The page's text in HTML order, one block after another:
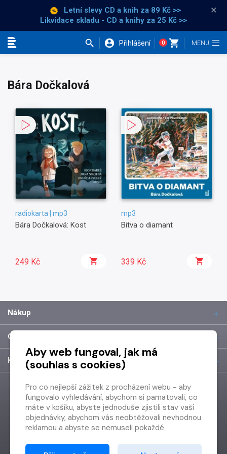
Letní slevy CD a knih za 89 Kč >>
Likvidace skladu - CD a knihy za 25 Kč >>
×
Přihlášení 0
Bára Dočkalová
radiokarta | mp3
Bára Dočkalová: Kost
249 Kč
mp3
Bitva o diamant
339 Kč
Nákup
O společnosti
Kontakt
Aby web fungoval, jak má
(souhlas s cookies)
Pro co nejlepší zážitek z procházení webu - aby
fungovalo vyhledávání, abychom si pamatovali, co
máte v košíku, abyste jednoduše zjistili stav vaší
objednávky, abychom vás neobtěžovali nevhodnou
reklamou a abyste se nemuseli pokaždé